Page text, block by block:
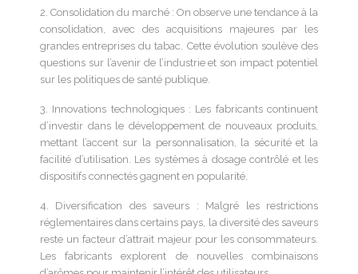
2. Consolidation du marché : On observe une tendance à la
consolidation, avec des acquisitions majeures par les
grandes entreprises du tabac. Cette évolution soulève des
questions sur l’avenir de l’industrie et son impact potentiel
sur les politiques de santé publique.
3. Innovations technologiques : Les fabricants continuent
d’investir dans le développement de nouveaux produits,
mettant l’accent sur la personnalisation, la sécurité et la
facilité d’utilisation. Les systèmes à dosage contrôlé et les
dispositifs connectés gagnent en popularité.
4. Diversification des saveurs : Malgré les restrictions
réglementaires dans certains pays, la diversité des saveurs
reste un facteur d’attrait majeur pour les consommateurs.
Les fabricants explorent de nouvelles combinaisons